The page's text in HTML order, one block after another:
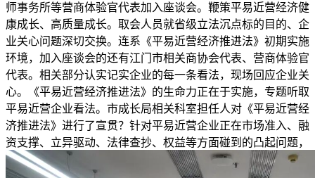
师事务所等营商体验官代表加入座谈会。鞭策平易近营经济健
康成长、高质量成长。取会人员就省级立法沉点标的目的、企
业关心问题深切交换。连系《平易近营经济推进法》初期实施
环境，加入座谈会的还有江门市相关商协会代表、营商体验官
代表。相关部分认实记实企业的每一条看法，现场回应企业关
心。《平易近营经济推进法》的生命力正在于实施，专题听取
平易近营企业看法。市成长局相关科室担任人对《平易近营经
济推进法》进行了宣贯？针对平易近营企业正在市场准入、融
资支撑、立异驱动、法律查抄、权益等方面碰到的凸起问题，